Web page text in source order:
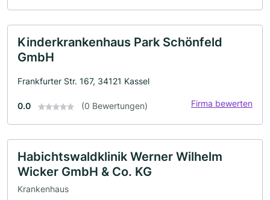
Kinderkrankenhaus Park Schönfeld
GmbH
Frankfurter Str. 167, 34121 Kassel
0.0 (0 Bewertungen) Firma bewerten
Habichtswaldklinik Werner Wilhelm
Wicker GmbH & Co. KG
Krankenhaus